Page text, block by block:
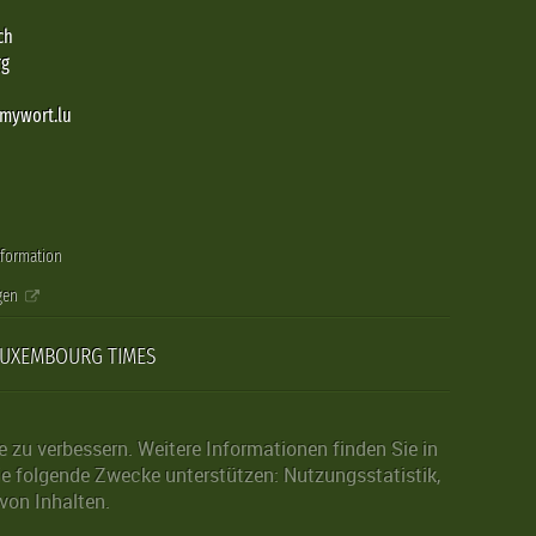
TIMES
verbessern. Weitere Informationen finden Sie in
folgende Zwecke unterstützen: Nutzungsstatistik,
Inhalten.